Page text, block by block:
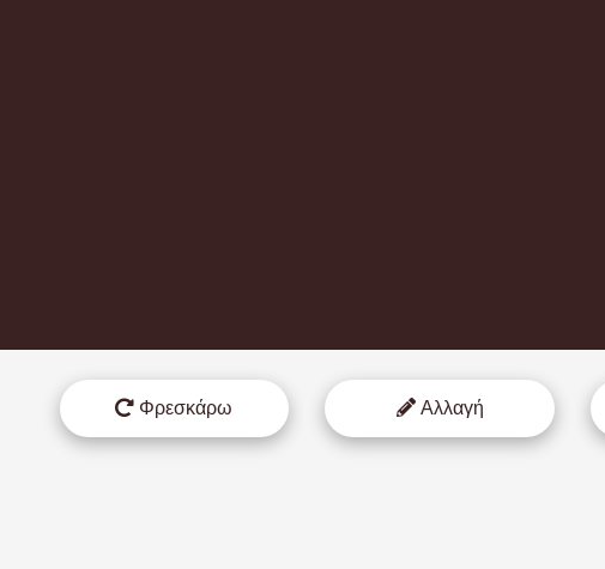
Φρεσκάρω Αλλαγή